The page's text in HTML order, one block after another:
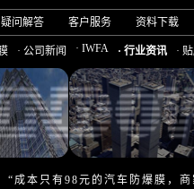
疑问解答 客户服务 资料下载
· 公司新闻 · IWFA · 行业资讯 ·
“成本只有98元的汽车防爆膜，